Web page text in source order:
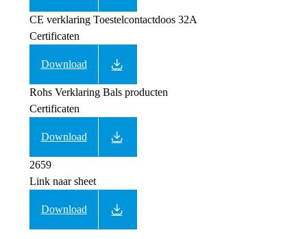
CE verklaring Toestelcontactdoos 32A
Certificaten
Download
Rohs Verklaring Bals producten
Certificaten
Download
2659
Link naar sheet
Download